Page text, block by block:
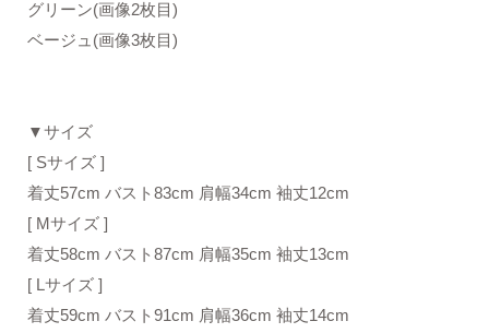
グリーン(画像2枚目)
ベージュ(画像3枚目)
▼サイズ
[ Sサイズ ]
着丈57cm バスト83cm 肩幅34cm 袖丈12cm
[ Mサイズ ]
着丈58cm バスト87cm 肩幅35cm 袖丈13cm
[ Lサイズ ]
着丈59cm バスト91cm 肩幅36cm 袖丈14cm